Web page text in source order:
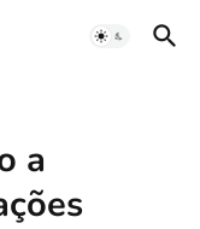
a